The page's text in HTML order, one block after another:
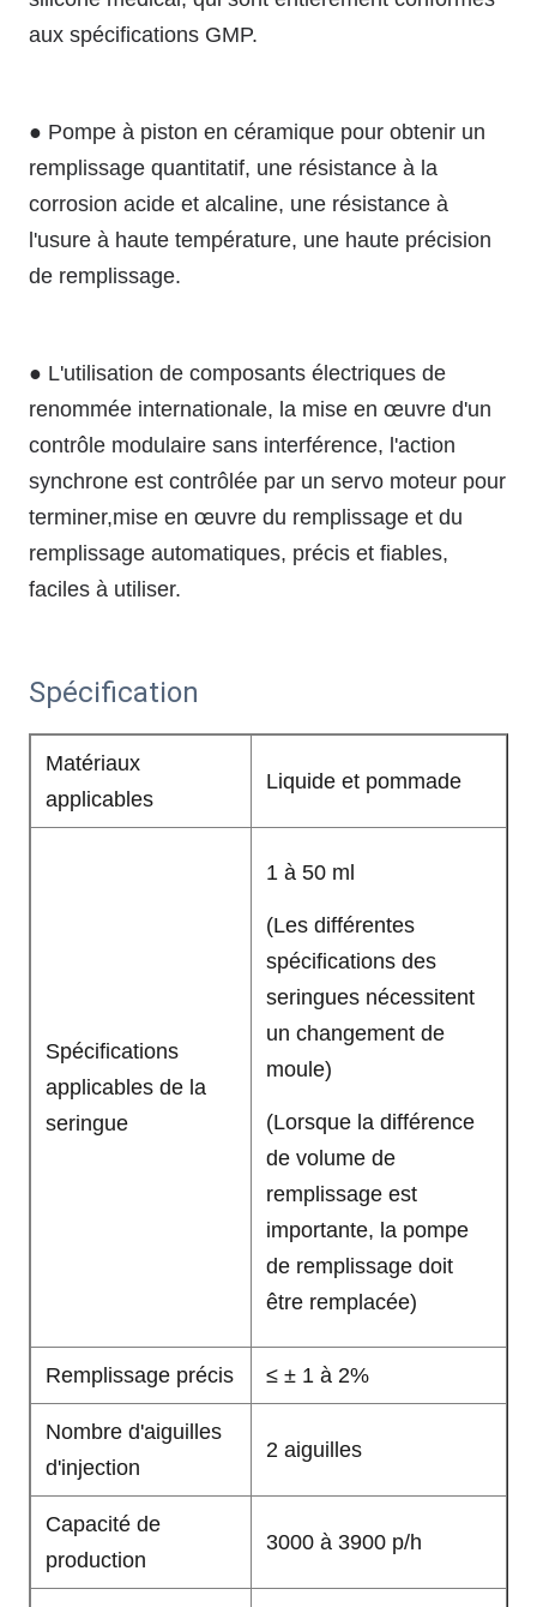
aux spécifications GMP.
● Pompe à piston en céramique pour obtenir un
remplissage quantitatif, une résistance à la
corrosion acide et alcaline, une résistance à
l'usure à haute température, une haute précision
de remplissage.
● L'utilisation de composants électriques de
renommée internationale, la mise en œuvre d'un
contrôle modulaire sans interférence, l'action
synchrone est contrôlée par un servo moteur pour
terminer,mise en œuvre du remplissage et du
remplissage automatiques, précis et fiables,
faciles à utiliser.
Spécification
Matériaux
applicables
Liquide et pommade
Spécifications
applicables de la
seringue
1 à 50 ml
(Les différentes
spécifications des
seringues nécessitent
un changement de
moule)
(Lorsque la différence
de volume de
remplissage est
importante, la pompe
de remplissage doit
être remplacée)
Remplissage précis ≤ ± 1 à 2%
Nombre d'aiguilles
d'injection
2 aiguilles
Capacité de
production
3000 à 3900 p/h